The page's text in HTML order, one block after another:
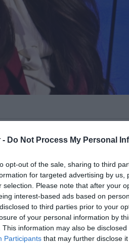
- Do Not Process My Personal
opt-out of the sale, sharing to third
for targeted advertising by
selection. Please note that after your
interest-based ads based on
to third parties prior to your
of your personal information by
This information may also be
Participants that may further disclose
ριζωμένη στην
Γκίλφοϊλ στη
των ΗΠΑπου
Σταύρος Νιάρχος,
ηγεσίας.
τη
, κάνοντας ιδιαίτερη
της άμυνας και των